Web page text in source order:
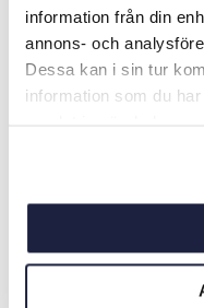
information från din
annons- och
Dessa kan i sin tur
information som du
Se varianter